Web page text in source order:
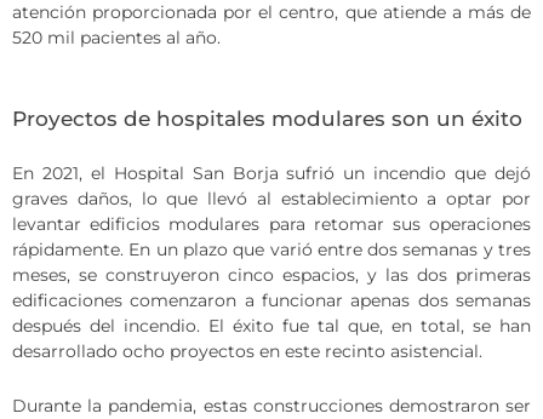
atención proporcionada por el centro, que atiende a más de
520 mil pacientes al año.
Proyectos de hospitales modulares son un éxito
En 2021, el Hospital San Borja sufrió un incendio que dejó
graves daños, lo que llevó al establecimiento a optar por
levantar edificios modulares para retomar sus operaciones
rápidamente. En un plazo que varió entre dos semanas y tres
meses, se construyeron cinco espacios, y las dos primeras
edificaciones comenzaron a funcionar apenas dos semanas
después del incendio. El éxito fue tal que, en total, se han
desarrollado ocho proyectos en este recinto asistencial.
Durante la pandemia, estas construcciones demostraron ser